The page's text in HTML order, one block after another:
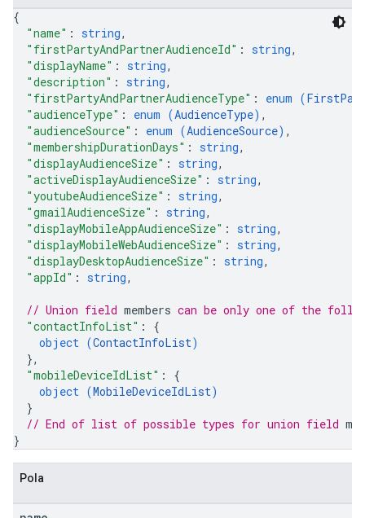
{
"name" : string,
"firstPartyAndPartnerAudienceId" : string,
"displayName" : string,
"description" : string,
"firstPartyAndPartnerAudienceType" : enum (
"audienceType" : enum (AudienceType) ,
"audienceSource" : enum (AudienceSource) ,
"membershipDurationDays" : string,
"displayAudienceSize" : string,
"activeDisplayAudienceSize" : string,
"youtubeAudienceSize" : string,
"gmailAudienceSize" : string,
"displayMobileAppAudienceSize" : string,
"displayMobileWebAudienceSize" : string,
"displayDesktopAudienceSize" : string,
"appId" : string,
// Union field members can be only one of the
"contactInfoList" : {
object (ContactInfoList)
},
"mobileDeviceIdList" : {
object (MobileDeviceIdList)
}
// End of list of possible types for union field
}
Pola